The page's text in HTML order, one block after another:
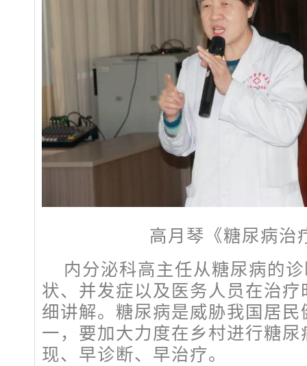
高月琴《糖尿病治
内分泌科高主任从糖尿病的
状、并发症以及医务人员在治
细讲解。糖尿病是威胁我国居
一，要加大力度在乡村进行糖
现、早诊断、早治疗。